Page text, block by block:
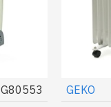
G80553 GEKO